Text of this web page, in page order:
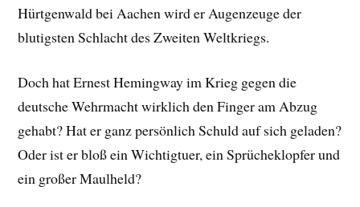
Hürtgenwald bei Aachen wird er Augenzeuge der
blutigsten Schlacht des Zweiten Weltkriegs.
Doch hat Ernest Hemingway im Krieg gegen die
deutsche Wehrmacht wirklich den Finger am Abzug
gehabt? Hat er ganz persönlich Schuld auf sich geladen?
Oder ist er bloß ein Wichtigtuer, ein Sprücheklopfer und
ein großer Maulheld?